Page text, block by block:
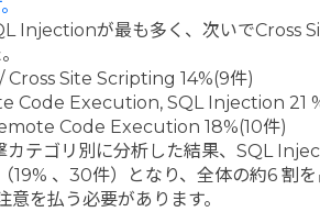
Injectionが最も多く、次いでCross
Site Scripting 14%(9件)
Code Execution, SQL Injection 21
Code Execution 18%(10件)
テゴリ別に分析した結果、SQL
、30件）となり、全体の約6 割を
を払う必要があります。